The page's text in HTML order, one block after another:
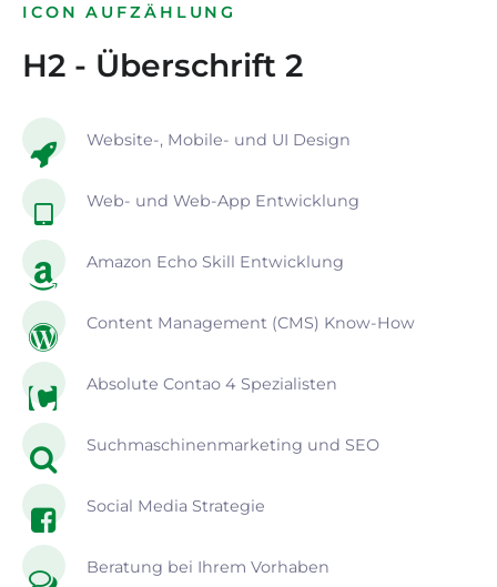
ICON AUFZÄHLUNG
H2 - Überschrift 2
Website-, Mobile- und UI Design
Web- und Web-App Entwicklung
Amazon Echo Skill Entwicklung
Content Management (CMS) Know-How
Absolute Contao 4 Spezialisten
Suchmaschinenmarketing und SEO
Social Media Strategie
Beratung bei Ihrem Vorhaben